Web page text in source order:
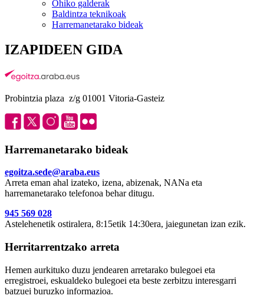
Ohiko galderak
Baldintza teknikoak
Harremanetarako bideak
IZAPIDEEN GIDA
Probintzia plaza z/g 01001 Vitoria-Gasteiz
Harremanetarako bideak
egoitza.sede@araba.eus
Arreta eman ahal izateko, izena, abizenak, NANa eta
harremanetarako telefonoa behar ditugu.
945 569 028
Astelehenetik ostiralera, 8:15etik 14:30era, jaiegunetan izan ezik.
Herritarrentzako arreta
Hemen aurkituko duzu jendearen arretarako bulegoei eta
erregistroei, eskualdeko bulegoei eta beste zerbitzu interesgarri
batzuei buruzko informazioa.